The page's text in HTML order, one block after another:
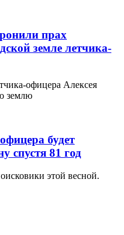
прах
земле летчика-
офицера Алексея
землю
будет
спустя 81 год
этой весной.